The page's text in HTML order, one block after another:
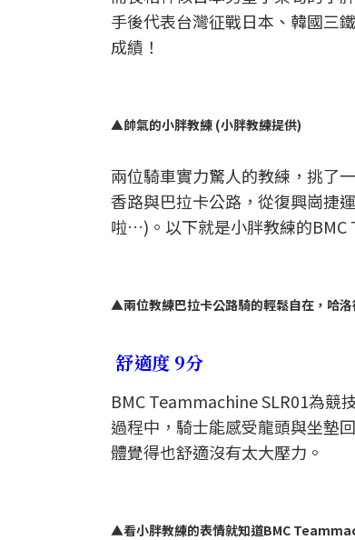
手後代表台灣征戰日本、韓國三
成績！
▲帥氣的小胖教練 (小胖教練提供)
兩位騎車實力驚人的教練，挑了
香路與巴拉卡公路，從復興崗捷
啦…)。以下就是小胖教練的BMC
▲兩位教練巴拉卡公路騎的輕鬆自在，哈
舒適度 9分
BMC Teammachine SLR01為競
過程中，騎士能感受龍頭與坐墊
體覺得也舒適沒有太大壓力。
▲看小胖教練的表情就知道BMC